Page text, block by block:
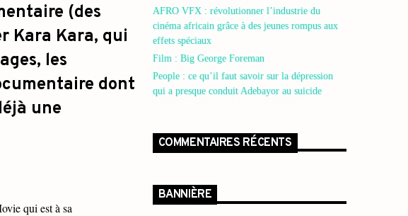
(des
Kara Kara, qui
les
dont
une
qui est à sa
AFRO VFX : révolutionner l’industrie du
cinéma africain grâce à des jeunes rompus aux
effets spéciaux
Film : Big George Foreman
People : ce qu’il faut savoir sur la dépression
qui a presque conduit Adebayor au suicide
COMMENTAIRES RÉCENTS
BANNIÈRE